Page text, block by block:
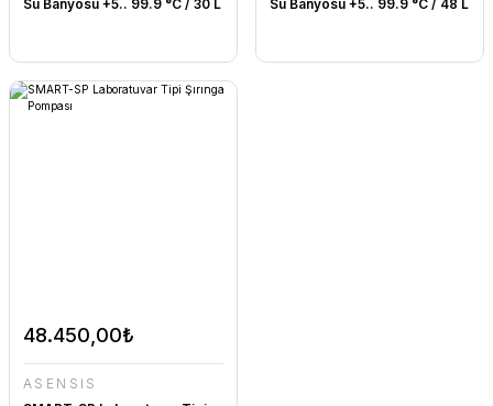
Su Banyosu +5.. 99.9 °C / 30 L
Su Banyosu +5.. 99.9 °C / 48 L
48.450,00₺
ASENSİS